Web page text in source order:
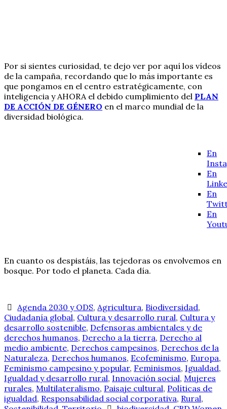
Por si sientes curiosidad, te dejo ver por aquí los vídeos
de la campaña, recordando que lo más importante es
que pongamos en el centro estratégicamente, con
inteligencia y AHORA el debido cumplimiento del PLAN
DE ACCIÓN DE GÉNERO en el marco mundial de la
diversidad biológica.
En
En
En
En
En cuanto os despistáis, las tejedoras os envolvemos en
bosque. Por todo el planeta. Cada día.
Agenda 2030 y ODS, Agricultura, Biodiversidad,
Ciudadanía global, Cultura y desarrollo rural, Cultura y
desarrollo sostenible, Defensoras ambientales y de
derechos humanos, Derecho a la tierra, Derecho al
medio ambiente, Derechos campesinos, Derechos de la
Naturaleza, Derechos humanos, Ecofeminismo, Europa,
Feminismo campesino y popular, Feminismos, Igualdad,
Igualdad y desarrollo rural, Innovación social, Mujeres
rurales, Multilateralismo, Paisaje cultural, Políticas de
igualdad, Responsabilidad social corporativa, Rural,